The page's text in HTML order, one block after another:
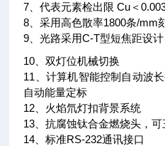
7、代表元素检出限 Cu＜
8、采用高色散率1800条/mm
9、光路采用C-T型短焦距设
10、双灯位机械切换
11、计算机智能控制自动波
自动能量定标
12、火焰氘灯扣背景系统
13、抗腐蚀钛合金燃烧头，
14、标准RS-232通讯接口